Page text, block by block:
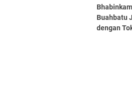
Buahbatu
dengan